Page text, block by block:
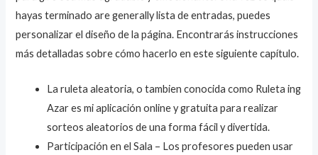
hayas terminado are generally lista de entradas, puedes
personalizar el diseño de la página. Encontrarás instrucciones
más detalladas sobre cómo hacerlo en este siguiente capítulo.
La ruleta aleatoria, o tambien conocida como Ruleta ing
Azar es mi aplicación online y gratuita para realizar
sorteos aleatorios de una forma fácil y divertida.
Participación en el Sala – Los profesores pueden usar